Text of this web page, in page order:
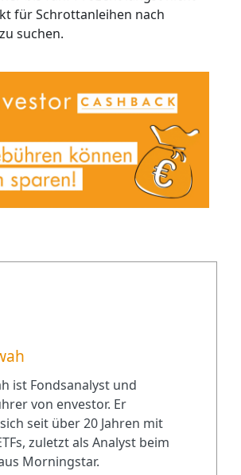
für Schrottanleihen nach
suchen.
ist Fondsanalyst und
von envestor. Er
seit über 20 Jahren mit
zuletzt als Analyst beim
Morningstar.